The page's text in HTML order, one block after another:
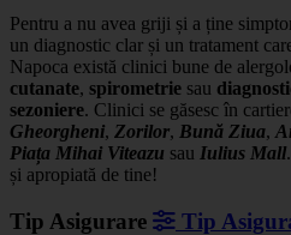
Pentru a nu avea griji și a ține
un diagnostic clar și un tratament
Napoca există clinici bune de
cutanate, spirometrie sau
sezoniere. Clinici se găsesc în
Gheorgheni, Zorilor, Bună Ziua,
Piața Mihai Viteazu sau Iulius Mall
și apropiată de tine!
Tip Asigurare Tip